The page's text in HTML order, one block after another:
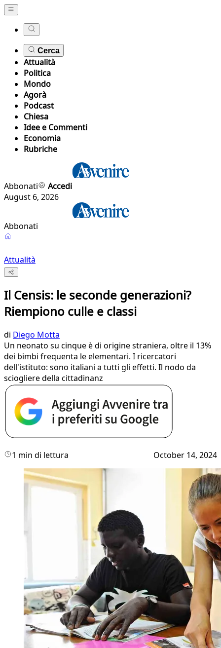
Cerca
Attualità
Politica
Mondo
Agorà
Podcast
Chiesa
Idee e Commenti
Economia
Rubriche
Abbonati
Accedi
August 6, 2026
Abbonati
Attualità
Il Censis: le seconde generazioni?
Riempiono culle e classi
di Diego Motta
Un neonato su cinque è di origine straniera, oltre il 13%
dei bimbi frequenta le elementari. I ricercatori
dell'istituto: sono italiani a tutti gli effetti. Il nodo da
sciogliere della cittadinanz
1 min di lettura October 14, 2024